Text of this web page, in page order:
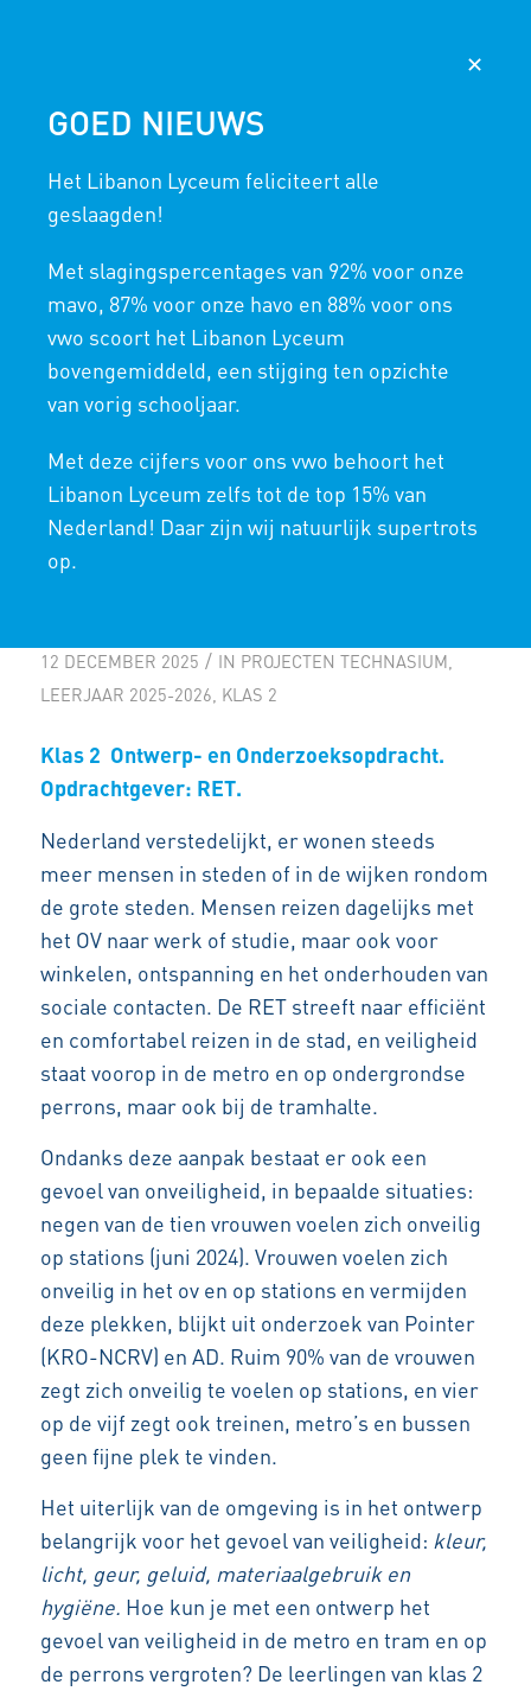
HOME / PROJECTEN TECHNASIUM / LEERJAAR 2025-2026
HET GEVOEL VAN VEILIGHEID IN DE METRO
HET GEVOEL VAN
12 DECEMBER 2025 / IN PROJECTEN TECHNASIUM
LEERJAAR 2025-2026 KLAS 2
Klas 2 Ontwerp- en Onderzoeksopdracht.
Opdrachtgever: RET.
Nederland verstedelijkt, er wonen steeds
meer mensen in steden of in de wijken rondom
de grote steden. Mensen reizen dagelijks met
het OV naar werk of studie, maar ook voor
winkelen, ontspanning en het onderhouden van
sociale contacten. De RET streeft naar efficiënt
en comfortabel reizen in de stad, en veiligheid
staat voorop in de metro en op ondergrondse
perrons, maar ook bij de tramhalte.
Ondanks deze aanpak bestaat er ook een
gevoel van onveiligheid, in bepaalde situaties:
negen van de tien vrouwen voelen zich onveilig
op stations (juni 2024). Vrouwen voelen zich
onveilig in het ov en op stations en vermijden
deze plekken, blijkt uit onderzoek van Pointer
(KRO-NCRV) en AD. Ruim 90% van de vrouwen
zegt zich onveilig te voelen op stations, en vier
op de vijf zegt ook treinen, metro’s en bussen
geen fijne plek te vinden.
Het uiterlijk van de omgeving is in het ontwerp
belangrijk voor het gevoel van veiligheid: kleur,
licht, geur, geluid, materiaalgebruik en
hygiëne. Hoe kun je met een ontwerp het
gevoel van veiligheid in de metro en tram en op
de perrons vergroten? De leerlingen van klas 2
✕
GOED NIEUWS
Het Libanon Lyceum feliciteert alle
geslaagden!
Met slagingspercentages van 92% voor onze
mavo, 87% voor onze havo en 88% voor ons
vwo scoort het Libanon Lyceum
bovengemiddeld, een stijging ten opzichte
van vorig schooljaar.
Met deze cijfers voor ons vwo behoort het
Libanon Lyceum zelfs tot de top 15% van
Nederland! Daar zijn wij natuurlijk supertrots
op.